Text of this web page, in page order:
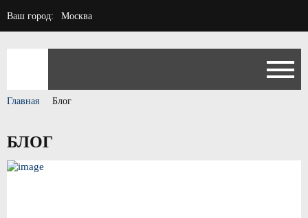
Ваш город: Москва
Главная Блог
БЛОГ